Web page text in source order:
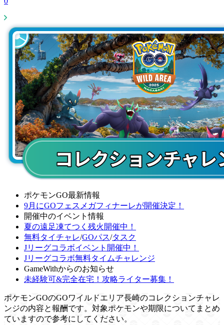
ポケモンGO最新情報
9月にGOフェスメガフィナーレが開催決定！
開催中のイベント情報
夏の遠足凍てつく残火開催中！
無料タイチャレ/GOパス/タスク
Jリーグコラボイベント開催中！
Jリーグコラボ無料タイムチャレンジ
GameWithからのお知らせ
未経験可&完全在宅！攻略ライター募集！
ポケモンGOのGOワイルドエリア長崎のコレクションチャレ
ンジの内容と報酬です。対象ポケモンや期限についてまとめ
ていますので参考にしてください。